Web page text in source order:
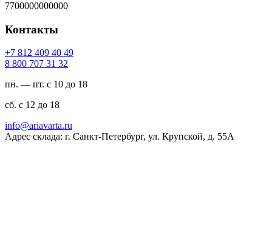
7700000000000
Контакты
94 04 904 218 7+
23 13 707 008 8
пн. — пт. с 10 до 18
сб. с 12 до 18
ur.atravaira@ofni
Адрес склада: г. Санкт-Петербург, ул. Крупской, д. 55А